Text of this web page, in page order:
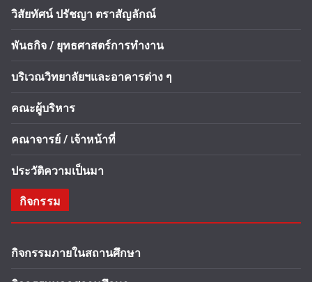
วิสัยทัศน์ ปรัชญา ตราสัญลักณ์
พันธกิจ / ยุทธศาสตร์การทำงาน
บริเวณวิทยาลัยฯและอาคารต่าง ๆ
คณะผู้บริหาร
คณาจารย์ / เจ้าหน้าที่
ประวัติความเป็นมา
กิจกรรม
กิจกรรมภายในสถานศึกษา